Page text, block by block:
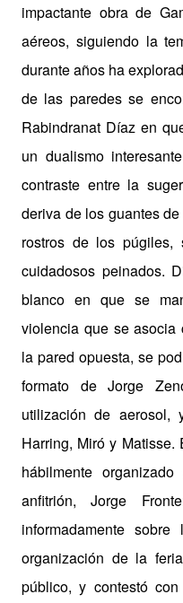
impactante obra de
aéreos, siguiendo la
durante años ha
de las paredes se
Rabindranat Díaz en
un dualismo
contraste entre la
deriva de los guantes
rostros de los púgiles,
cuidadosos peinados.
blanco en que se
violencia que se
la pared opuesta, se
formato de Jorge
utilización de aerosol,
Harring, Miró y
hábilmente
anfitrión, Jorge
informadamente
organización de la
público, y contestó